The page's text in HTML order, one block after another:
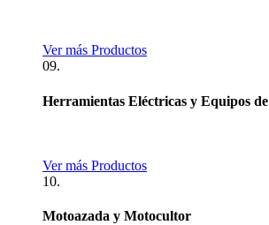
Ver más Productos
09.
Herramientas Eléctricas y Equipos
Ver más Productos
10.
Motoazada y Motocultor